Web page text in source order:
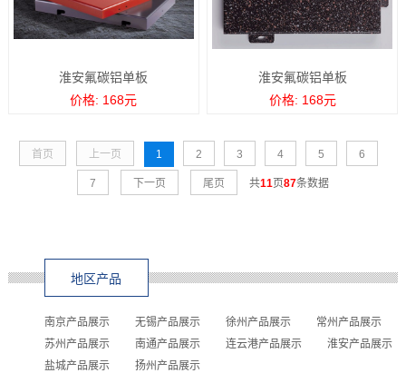
淮安氟碳铝单板
价格: 168元
淮安氟碳铝单板
价格: 168元
首页 上一页 1 2 3 4 5 6
7 下一页 尾页 共11页87条数据
地区产品
南京产品展示 无锡产品展示 徐州产品展示
常州产品展示
苏州产品展示
南通产品展示 连云港产品展示
淮安产品展示
盐城产品展示
扬州产品展示